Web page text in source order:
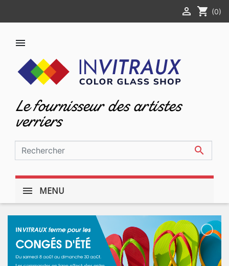
 shopping_cart (0)

Le fournisseur des artistes
verriers

MENU